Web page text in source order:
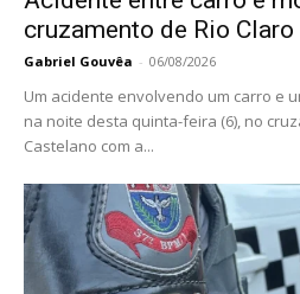
cruzamento de Rio Claro
Gabriel Gouvêa - 06/08/2026
Um acidente envolvendo um carro e
na noite desta quinta-feira (6), no
Castelano com a...